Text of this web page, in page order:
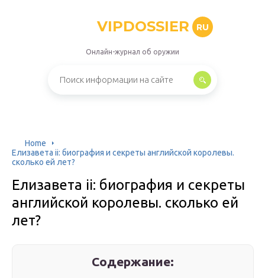
VIPDOSSIER RU
Онлайн-журнал об оружии
Home
Елизавета ii: биография и секреты английской королевы.
сколько ей лет?
Елизавета ii: биография и секреты
английской королевы. сколько ей
лет?
Содержание: